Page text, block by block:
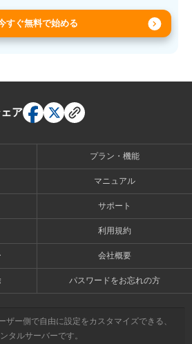
すぐ無料で始める
ア
プラン・機能
マニュアル
サポート
利用規約
会社概要
パスワードをお忘れの方
ザー側で自由に設定をカスタマイズできる、
タルサーバーです。